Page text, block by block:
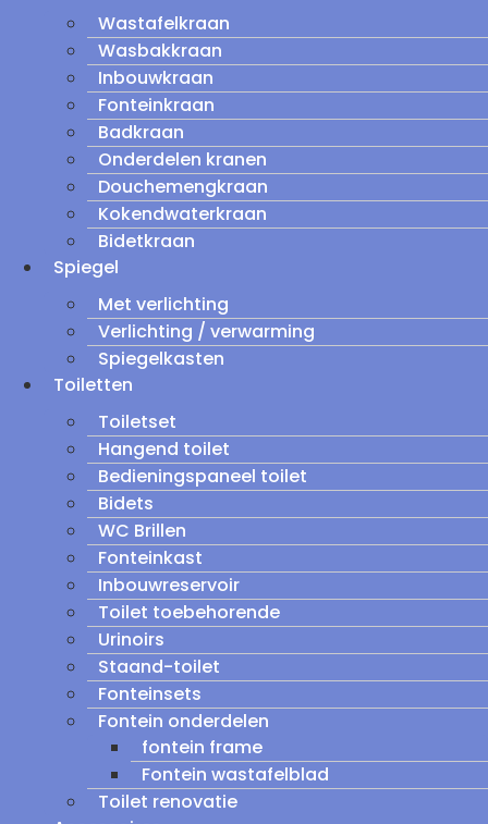
Wastafelkraan
Wasbakkraan
Inbouwkraan
Fonteinkraan
Badkraan
Onderdelen kranen
Douchemengkraan
Kokendwaterkraan
Bidetkraan
Spiegel
Met verlichting
Verlichting / verwarming
Spiegelkasten
Toiletten
Toiletset
Hangend toilet
Bedieningspaneel toilet
Bidets
WC Brillen
Fonteinkast
Inbouwreservoir
Toilet toebehorende
Urinoirs
Staand-toilet
Fonteinsets
Fontein onderdelen
fontein frame
Fontein wastafelblad
Toilet renovatie